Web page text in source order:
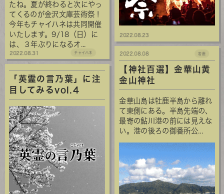
たね。夏が終わると次にやっ
てくるのが金沢文庫芸術祭！
今年もチャイハネは共同開催
いたします。9/18（日）に
は、３年ぶりになるオ...
2022.08.31 チャイハネ
2022.08.23
「英霊の言乃葉」に注
目してみるvol.4
【神社百選】金華山黄
金山神社
金華山島は牡鹿半島から離れ
て東側にある。半島先端の、
最寄の鮎川港の前には見えな
い。港の後ろの御番所公...
2022.08.08 岩座